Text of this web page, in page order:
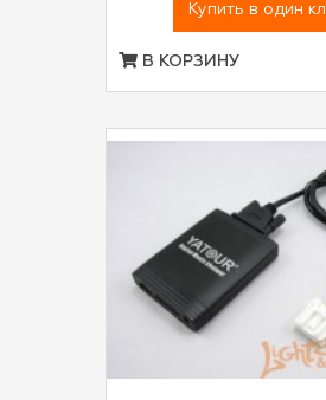
Купить в один
В КОРЗИНУ